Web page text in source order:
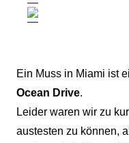
Ein Muss in Miami ist
Ocean Drive.
Leider waren wir zu
austesten zu können,